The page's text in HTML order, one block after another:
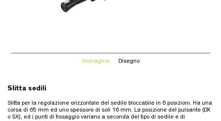
Immagine Disegno
Slitta sedili
Slitta per la regolazione orizzontale del sedile bloccabile in 6 posizioni. Ha una
corsa di 65 mm ed uno spessore di soli 16 mm. La posizione del pulsante (DX
o SX), ed i punti di fissaggio variano a seconda del tipo di sedile e di